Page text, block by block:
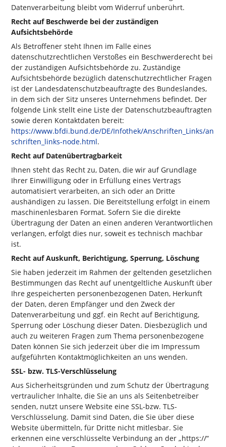
Datenverarbeitung bleibt vom Widerruf unberührt.
Recht auf Beschwerde bei der zuständigen
Aufsichtsbehörde
Als Betroffener steht Ihnen im Falle eines
datenschutzrechtlichen Verstoßes ein Beschwerderecht bei
der zuständigen Aufsichtsbehörde zu. Zuständige
Aufsichtsbehörde bezüglich datenschutzrechtlicher Fragen
ist der Landesdatenschutzbeauftragte des Bundeslandes,
in dem sich der Sitz unseres Unternehmens befindet. Der
folgende Link stellt eine Liste der Datenschutzbeauftragten
sowie deren Kontaktdaten bereit:
https://www.bfdi.bund.de/DE/Infothek/Anschriften_Links/an
schriften_links-node.html.
Recht auf Datenübertragbarkeit
Ihnen steht das Recht zu, Daten, die wir auf Grundlage
Ihrer Einwilligung oder in Erfüllung eines Vertrags
automatisiert verarbeiten, an sich oder an Dritte
aushändigen zu lassen. Die Bereitstellung erfolgt in einem
maschinenlesbaren Format. Sofern Sie die direkte
Übertragung der Daten an einen anderen Verantwortlichen
verlangen, erfolgt dies nur, soweit es technisch machbar
ist.
Recht auf Auskunft, Berichtigung, Sperrung, Löschung
Sie haben jederzeit im Rahmen der geltenden gesetzlichen
Bestimmungen das Recht auf unentgeltliche Auskunft über
Ihre gespeicherten personenbezogenen Daten, Herkunft
der Daten, deren Empfänger und den Zweck der
Datenverarbeitung und ggf. ein Recht auf Berichtigung,
Sperrung oder Löschung dieser Daten. Diesbezüglich und
auch zu weiteren Fragen zum Thema personenbezogene
Daten können Sie sich jederzeit über die im Impressum
aufgeführten Kontaktmöglichkeiten an uns wenden.
SSL- bzw. TLS-Verschlüsselung
Aus Sicherheitsgründen und zum Schutz der Übertragung
vertraulicher Inhalte, die Sie an uns als Seitenbetreiber
senden, nutzt unsere Website eine SSL-bzw. TLS-
Verschlüsselung. Damit sind Daten, die Sie über diese
Website übermitteln, für Dritte nicht mitlesbar. Sie
erkennen eine verschlüsselte Verbindung an der „https://“